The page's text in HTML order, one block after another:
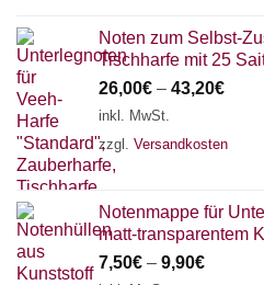
Noten zum Selbst-
Tischharfe mit 25
26,00€ – 43,20€
inkl. MwSt.
zzgl. Versandkosten
Notenmappe für
matt-transparentem
7,50€ – 9,90€